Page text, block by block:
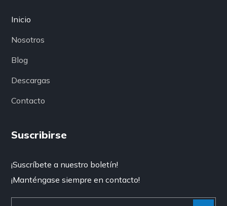
Inicio
Nosotros
Blog
Descargas
Contacto
Suscribirse
¡Suscríbete a nuestro boletín!
¡Manténgase siempre en contacto!